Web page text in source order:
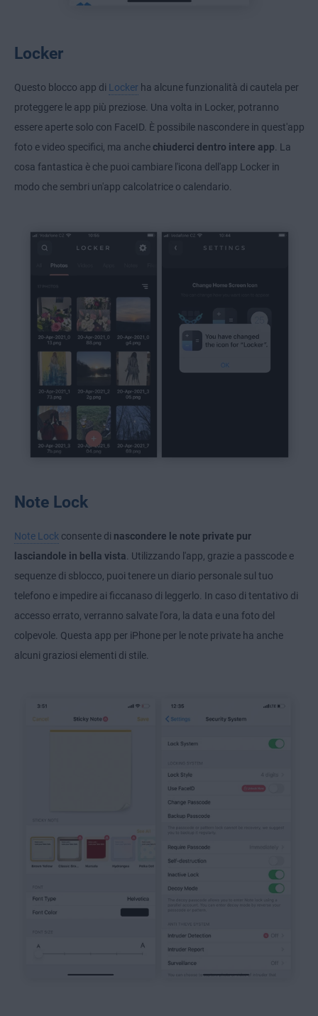
Locker
Questo blocco app di Locker ha alcune funzionalità di cautela per
proteggere le app più preziose. Una volta in Locker, potranno
essere aperte solo con FaceID. È possibile nascondere in quest'app
foto e video specifici, ma anche chiuderci dentro intere app . La
cosa fantastica è che puoi cambiare l'icona dell'app Locker in
modo che sembri un'app calcolatrice o calendario.
Note Lock
Note Lock consente di nascondere le note private pur
lasciandole in bella vista . Utilizzando l'app, grazie a passcode e
sequenze di sblocco, puoi tenere un diario personale sul tuo
telefono e impedire ai ficcanaso di leggerlo. In caso di tentativo di
accesso errato, verranno salvate l'ora, la data e una foto del
colpevole. Questa app per iPhone per le note private ha anche
alcuni graziosi elementi di stile.